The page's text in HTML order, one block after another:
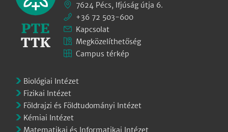
7624 Pécs, Ifjúság útja 6.
+36 72 503-600
Kapcsolat
Megközelíthetőség
Campus térkép
Biológiai Intézet
Fizikai Intézet
Földrajzi és Földtudományi Intézet
Kémiai Intézet
Matematikai és Informatikai Intézet